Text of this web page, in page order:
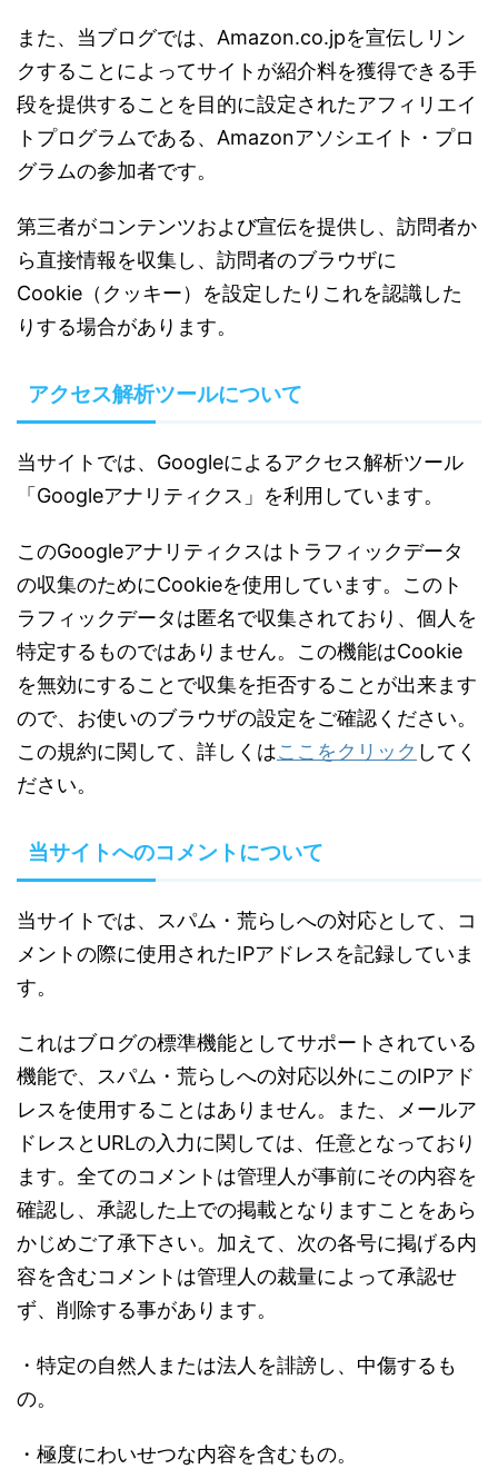
また、当ブログでは、Amazon.co.jpを宣伝しリン
クすることによってサイトが紹介料を獲得できる手
段を提供することを目的に設定されたアフィリエイ
トプログラムである、Amazonアソシエイト・プロ
グラムの参加者です。
第三者がコンテンツおよび宣伝を提供し、訪問者か
ら直接情報を収集し、訪問者のブラウザに
Cookie（クッキー）を設定したりこれを認識した
りする場合があります。
アクセス解析ツールについて
当サイトでは、Googleによるアクセス解析ツール
「Googleアナリティクス」を利用しています。
このGoogleアナリティクスはトラフィックデータ
の収集のためにCookieを使用しています。このト
ラフィックデータは匿名で収集されており、個人を
特定するものではありません。この機能はCookie
を無効にすることで収集を拒否することが出来ます
ので、お使いのブラウザの設定をご確認ください。
この規約に関して、詳しくはここをクリック してく
ださい。
当サイトへのコメントについて
当サイトでは、スパム・荒らしへの対応として、コ
メントの際に使用されたIPアドレスを記録していま
す。
これはブログの標準機能としてサポートされている
機能で、スパム・荒らしへの対応以外にこのIPアド
レスを使用することはありません。また、メールア
ドレスとURLの入力に関しては、任意となっており
ます。全てのコメントは管理人が事前にその内容を
確認し、承認した上での掲載となりますことをあら
かじめご了承下さい。加えて、次の各号に掲げる内
容を含むコメントは管理人の裁量によって承認せ
ず、削除する事があります。
・特定の自然人または法人を誹謗し、中傷するも
の。
・極度にわいせつな内容を含むもの。